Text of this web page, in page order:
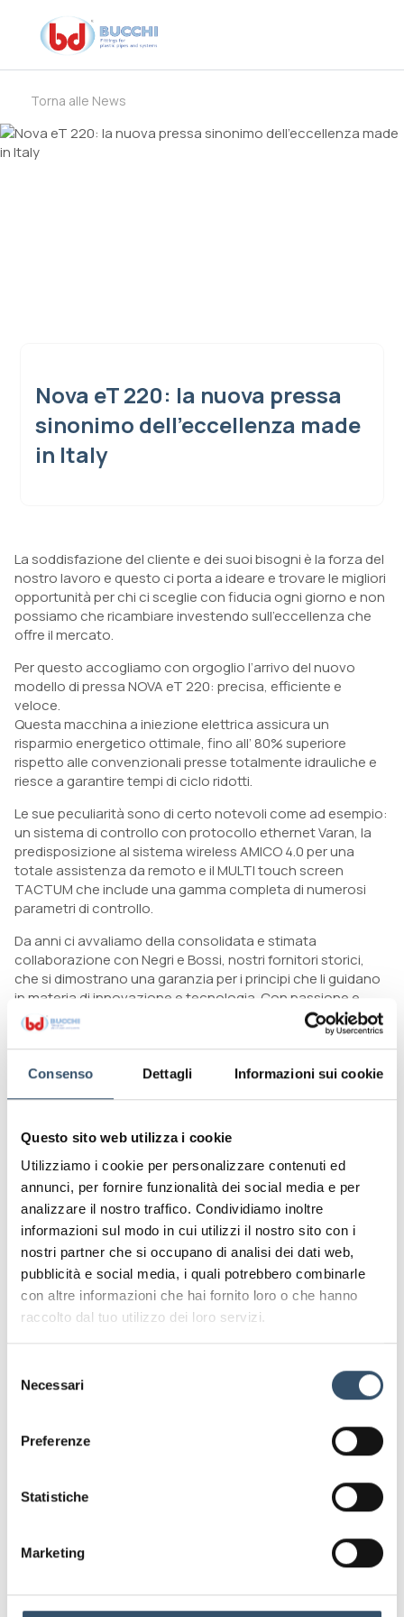
Consenso Dettagli Informazioni sui cookie
Questo sito web utilizza i cookie
Utilizziamo i cookie per personalizzare contenuti ed
annunci, per fornire funzionalità dei social media e per
analizzare il nostro traffico. Condividiamo inoltre
informazioni sul modo in cui utilizzi il nostro sito con i
nostri partner che si occupano di analisi dei dati web,
pubblicità e social media, i quali potrebbero combinarle
con altre informazioni che hai fornito loro o che hanno
raccolto dal tuo utilizzo dei loro servizi.
delNecessari
Preferenze
Statistiche
Marketing
Torna alle News
Nova eT 220: la nuova pressa
sinonimo dell’eccellenza made
in Italy
La soddisfazione del cliente e dei suoi bisogni è la forza del
nostro lavoro e questo ci porta a ideare e trovare le migliori
opportunità per chi ci sceglie con fiducia ogni giorno e non
possiamo che ricambiare investendo sull’eccellenza che
offre il mercato.
Per questo accogliamo con orgoglio l’arrivo del nuovo
modello di pressa NOVA eT 220: precisa, efficiente e
veloce.
Questa macchina a iniezione elettrica assicura un
risparmio energetico ottimale, fino all’ 80% superiore
rispetto alle convenzionali presse totalmente idrauliche e
riesce a garantire tempi di ciclo ridotti.
Le sue peculiarità sono di certo notevoli come ad esempio:
un sistema di controllo con protocollo ethernet Varan, la
predisposizione al sistema wireless AMICO 4.0 per una
totale assistenza da remoto e il MULTI touch screen
TACTUM che include una gamma completa di numerosi
parametri di controllo.
Da anni ci avvaliamo della consolidata e stimata
collaborazione con Negri e Bossi, nostri fornitori storici,
che si dimostrano una garanzia per i principi che li guidano
in materia di innovazione e tecnologia. Con passione e
tenacia studiamo e sviluppiamo insieme la diffusione
dell’industria 4.0, supportando la qualità e la perfezione
dell’eccellenza del made in Italy in ogni nostro prodotto.
L’industria 4.0 è il fulcro dell’odierna evoluzione industriale
ed è alla base della trasformazione tecnologica che muove
e della produzione automatizzata e interconnessa.
Leggi anche
supporto del Bando Digital Export
Romagna
BUCCHI S.r.l., azienda di Lugo specializzata da oltre